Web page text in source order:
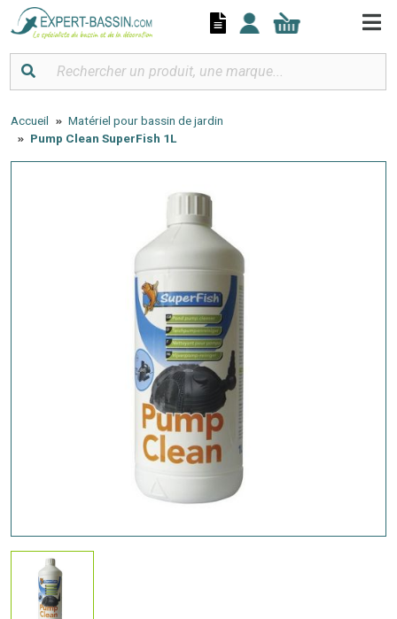
Accueil
Matériel pour bassin de jardin
Pump Clean SuperFish 1L
Panneau de gestion des cookies